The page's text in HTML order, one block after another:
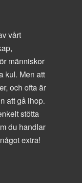
vårt
människor
kul. Men att
och ofta är
att gå ihop.
stötta
du handlar
extra!